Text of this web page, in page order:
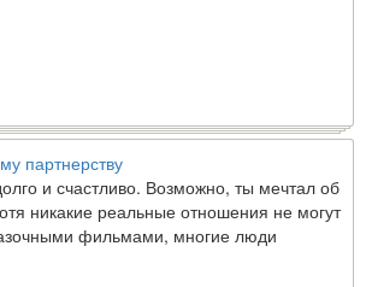
и счастливо. Возможно, ты мечтал об
никакие реальные отношения не могут
фильмами, многие люди